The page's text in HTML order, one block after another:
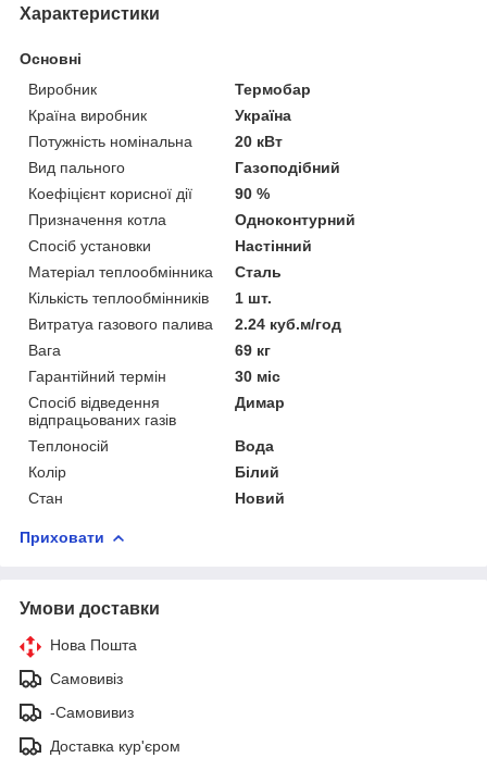
Характеристики
Основні
Виробник
Термобар
Країна виробник
Україна
Потужність номінальна
20 кВт
Вид пального
Газоподібний
Коефіцієнт корисної дії
90 %
Призначення котла
Одноконтурний
Спосіб установки
Настінний
Матеріал теплообмінника
Сталь
Кількість теплообмінників
1 шт.
Витратуа газового палива
2.24 куб.м/год
Вага
69 кг
Гарантійний термін
30 міс
Спосіб відведення
відпрацьованих газів
Димар
Теплоносій
Вода
Колір
Білий
Стан
Новий
Приховати
Умови доставки
Нова Пошта
Самовивіз
-Самовивиз
Доставка кур'єром